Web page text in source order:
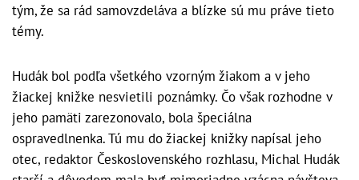
tým, že sa rád samovzdeláva a blízke sú mu práve tieto
témy.
Hudák bol podľa všetkého vzorným žiakom a v jeho
žiackej knižke nesvietili poznámky. Čo však rozhodne v
jeho pamäti zarezonovalo, bola špeciálna
ospravedlnenka. Tú mu do žiackej knižky napísal jeho
otec, redaktor Československého rozhlasu, Michal Hudák